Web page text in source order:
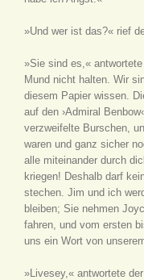
»Und wer ist das?« rief
»Sie sind es,«
Mund nicht halten. Wir
diesem Papier wissen.
auf den ›Admiral
verzweifelte Burschen,
waren und ganz sicher
alle miteinander durch
kriegen! Deshalb darf
stechen. Jim und ich
bleiben; Sie nehmen
fahren, und vom ersten
uns ein Wort von
»Livesey,« antwortete